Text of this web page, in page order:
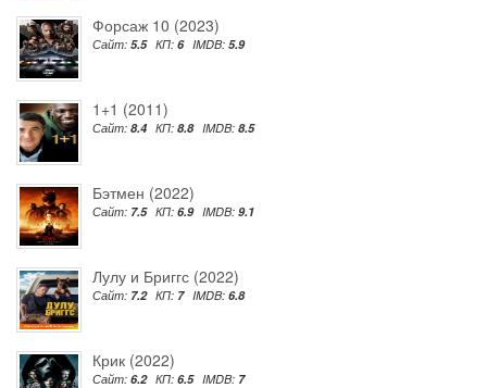
Форсаж 10 (2023)
Сайт: 5.5 КП: 6 IMDB: 5.9
1+1 (2011)
Сайт: 8.4 КП: 8.8 IMDB: 8.5
Бэтмен (2022)
Сайт: 7.5 КП: 6.9 IMDB: 9.1
Лулу и Бриггс (2022)
Сайт: 7.2 КП: 7 IMDB: 6.8
Крик (2022)
Сайт: 6.2 КП: 6.5 IMDB: 7